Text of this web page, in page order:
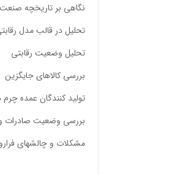
نگاهی بر تاریخچه
تحلیل در قالب مدل
تحلیل وضعیت رقابتی
بررسی کالاهای جایگزین
تولید کنندگان عمده چرم
بررسی وضعیت صادرات
مشکلات و چالشهای